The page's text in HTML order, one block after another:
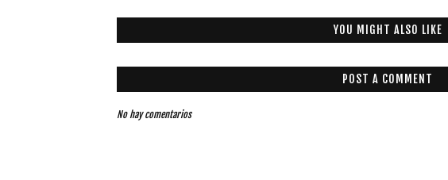
YOU MIGHT ALSO LIKE
POST A COMMENT
No hay comentarios